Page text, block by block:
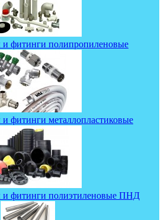
и фитинги полипропиленовые
фитинги металлопластиковые
и фитинги полиэтиленовые ПНД